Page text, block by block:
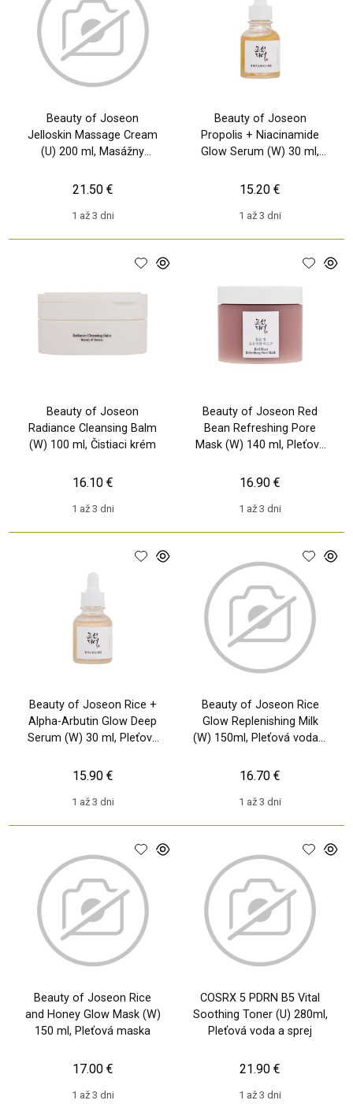
Beauty of Joseon
Jelloskin Massage Cream
(U) 200 ml, Masážny
1 až 3 dni
21.50 €
Beauty of Joseon
Propolis + Niacinamide
Glow Serum (W) 30 ml,
1 až 3 dni
15.20 €
Beauty of Joseon
Radiance Cleansing Balm
(W) 100 ml, Čistiaci krém
1 až 3 dni
16.10 €
Beauty of Joseon Red
Bean Refreshing Pore
Mask (W) 140 ml, Pleťová
1 až 3 dni
16.90 €
Beauty of Joseon Rice +
Alpha-Arbutin Glow Deep
Serum (W) 30 ml, Pleťové
1 až 3 dni
15.90 €
Beauty of Joseon Rice
Glow Replenishing Milk
(W) 150ml, Pleťová voda a
1 až 3 dni
16.70 €
Beauty of Joseon Rice
and Honey Glow Mask (W)
150 ml, Pleťová maska
1 až 3 dni
17.00 €
COSRX 5 PDRN B5 Vital
Soothing Toner (U) 280ml,
Pleťová voda a sprej
1 až 3 dni
21.90 €